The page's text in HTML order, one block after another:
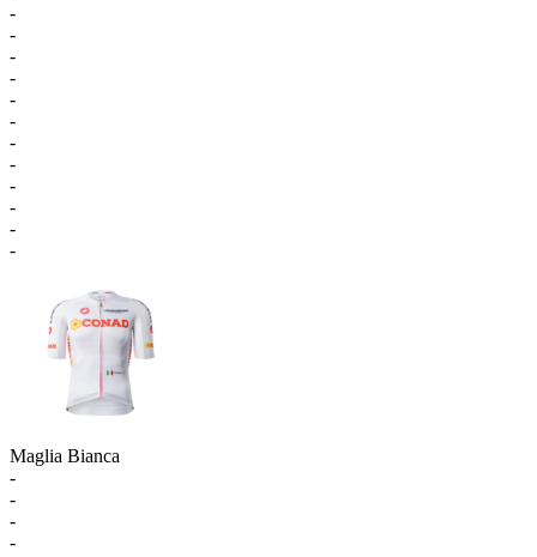
-
-
-
-
-
-
-
-
-
-
-
-
Maglia Bianca
-
-
-
-